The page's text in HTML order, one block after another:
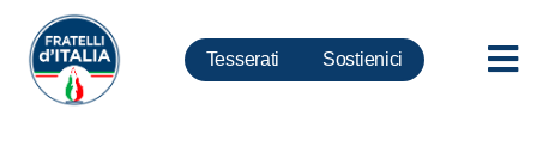
Tesserati Sostienici